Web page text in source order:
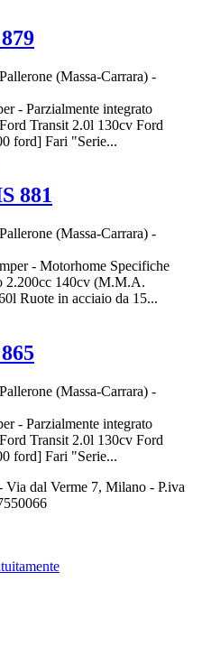
Pallerone (Massa-Carrara) -
- Parzialmente integrato
Transit 2.0l 130cv Ford
ford] Fari "Serie...
881
Pallerone (Massa-Carrara) -
- Motorhome Specifiche
2.200cc 140cv (M.M.A.
Ruote in acciaio da 15...
Pallerone (Massa-Carrara) -
- Parzialmente integrato
Transit 2.0l 130cv Ford
ford] Fari "Serie...
dal Verme 7, Milano - P.iva